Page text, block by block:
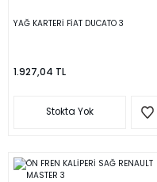
YAĞ KARTERİ FİAT DUCATO 3
1.927,04 TL
Stokta Yok